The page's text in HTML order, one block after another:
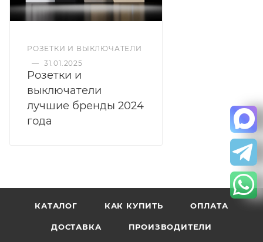
РОЗЕТКИ И ВЫКЛЮЧАТЕЛИ
— 31.01.2025
Розетки и
выключатели
лучшие бренды 2024
года
КАТАЛОГ КАК КУПИТЬ ОПЛАТА
ДОСТАВКА ПРОИЗВОДИТЕЛИ